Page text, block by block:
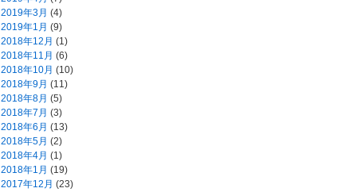
2019年3月 (4)
2019年1月 (9)
2018年12月 (1)
2018年11月 (6)
2018年10月 (10)
2018年9月 (11)
2018年8月 (5)
2018年7月 (3)
2018年6月 (13)
2018年5月 (2)
2018年4月 (1)
2018年1月 (19)
2017年12月 (23)